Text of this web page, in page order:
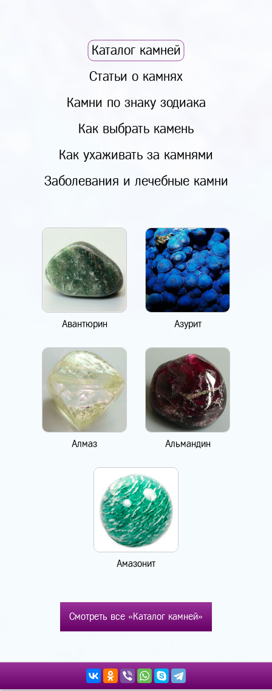
Каталог камней
Статьи о камнях
Камни по знаку зодиака
Как выбрать камень
Как ухаживать за камнями
Заболевания и лечебные камни
Авантюрин Азурит
Алмаз Альмандин
Амазонит
Смотреть все «Каталог камней»